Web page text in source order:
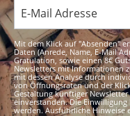
Mit dem Klick auf "Absenden"
Daten (Anrede, Name, E-Mail
Gratulation, sowie einen 8€
Newsletters mit Informationen
mit dessen Analyse durch
von Öffnungsraten und der
Gestaltung künftiger
einverstanden. Die
werden. Ausführliche Hinweise